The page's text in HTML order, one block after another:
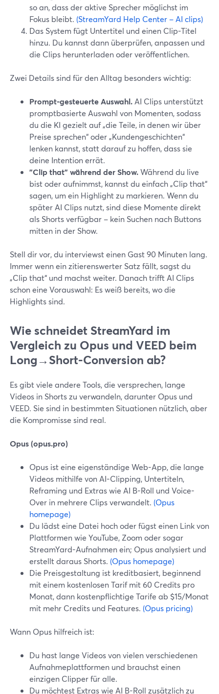
so an, dass der aktive Sprecher möglichst im
Fokus bleibt. (StreamYard Help Center – AI clips)
Das System fügt Untertitel und einen Clip-Titel
hinzu. Du kannst dann überprüfen, anpassen und
die Clips herunterladen oder veröffentlichen.
Zwei Details sind für den Alltag besonders wichtig:
Prompt-gesteuerte Auswahl. AI Clips unterstützt
promptbasierte Auswahl von Momenten, sodass
du die KI gezielt auf „die Teile, in denen wir über
Preise sprechen“ oder „Kundengeschichten“
lenken kannst, statt darauf zu hoffen, dass sie
deine Intention errät.
"Clip that" während der Show.Während du live
bist oder aufnimmst, kannst du einfach „Clip that“
sagen, um ein Highlight zu markieren. Wenn du
später AI Clips nutzt, sind diese Momente direkt
als Shorts verfügbar – kein Suchen nach Buttons
mitten in der Show.
Stell dir vor, du interviewst einen Gast 90 Minuten lang.
Immer wenn ein zitierenswerter Satz fällt, sagst du
„Clip that“ und machst weiter. Danach trifft AI Clips
schon eine Vorauswahl: Es weiß bereits, wo die
Highlights sind.
Wie schneidet StreamYard im
Vergleich zu Opus und VEED beim
Long→Short-Conversion ab?
Es gibt viele andere Tools, die versprechen, lange
Videos in Shorts zu verwandeln, darunter Opus und
VEED. Sie sind in bestimmten Situationen nützlich, aber
die Kompromisse sind real.
Opus (opus.pro)
Opus ist eine eigenständige Web-App, die lange
Videos mithilfe von AI-Clipping, Untertiteln,
Reframing und Extras wie AI B-Roll und Voice-
Over in mehrere Clips verwandelt. (Opus
homepage)
Du lädst eine Datei hoch oder fügst einen Link von
Plattformen wie YouTube, Zoom oder sogar
StreamYard-Aufnahmen ein; Opus analysiert und
erstellt daraus Shorts. (Opus homepage)
Die Preisgestaltung ist kreditbasiert, beginnend
mit einem kostenlosen Tarif mit 60 Credits pro
Monat, dann kostenpflichtige Tarife ab $15/Monat
mit mehr Credits und Features. (Opus pricing)
Wann Opus hilfreich ist:
Du hast lange Videos von vielen verschiedenen
Aufnahmeplattformen und brauchst einen
einzigen Clipper für alle.
Du möchtest Extras wie AI B-Roll zusätzlich zu